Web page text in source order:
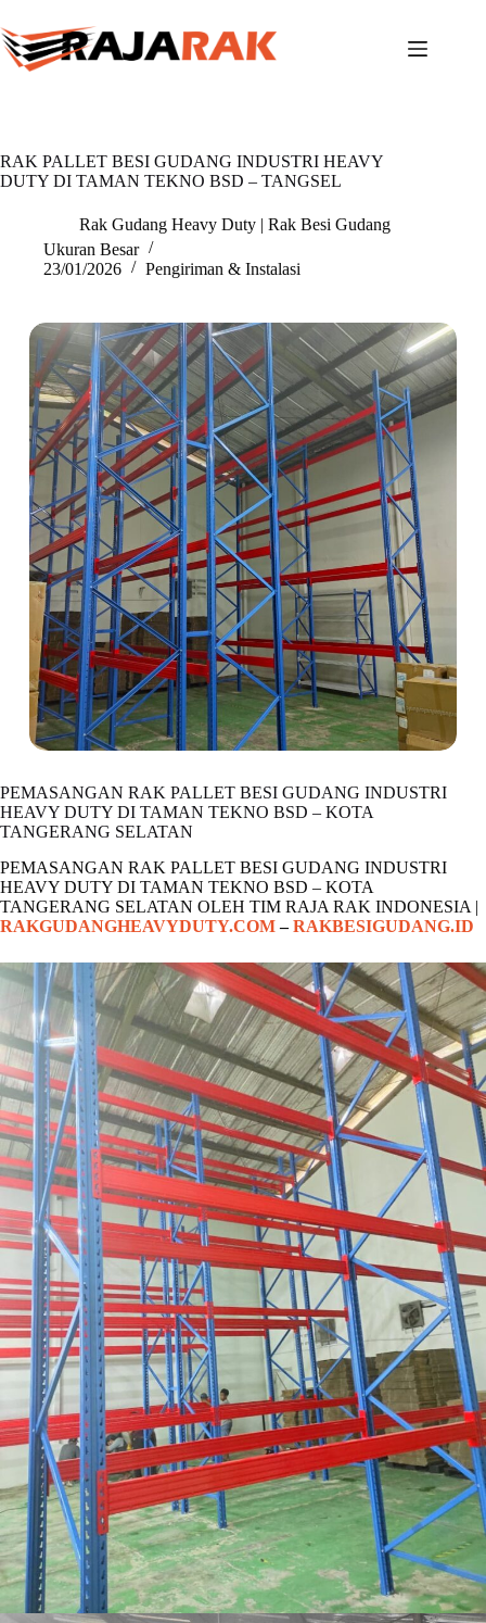
to
content
RAK PALLET BESI GUDANG INDUSTRI HEAVY
DUTY DI TAMAN TEKNO BSD – TANGSEL
Rak Gudang Heavy Duty | Rak Besi Gudang
Ukuran Besar
23/01/2026
Pengiriman & Instalasi
PEMASANGAN RAK PALLET BESI GUDANG INDUSTRI
HEAVY DUTY DI TAMAN TEKNO BSD – KOTA
TANGERANG SELATAN
PEMASANGAN RAK PALLET BESI GUDANG INDUSTRI
HEAVY DUTY DI TAMAN TEKNO BSD – KOTA
TANGERANG SELATAN OLEH TIM RAJA RAK INDONESIA |
RAKGUDANGHEAVYDUTY.COM–RAKBESIGUDANG.ID